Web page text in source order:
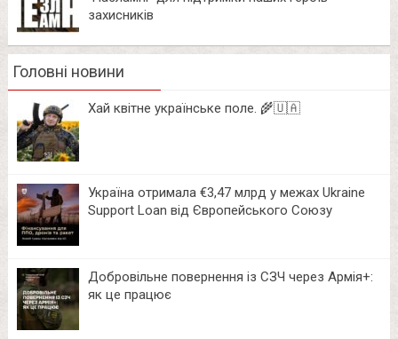
захисників
Головні новини
Хай квітне українське поле. 🌾🇺🇦
Україна отримала €3,47 млрд у межах Ukraine
Support Loan від Європейського Союзу
Добровільне повернення із СЗЧ через Армія+:
як це працює